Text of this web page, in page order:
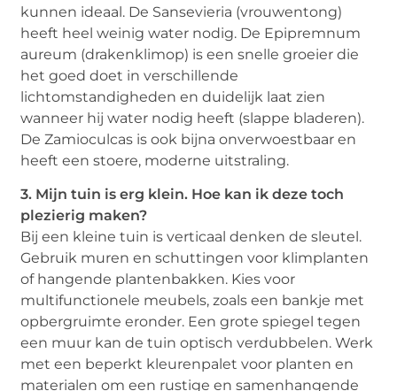
kunnen ideaal. De Sansevieria (vrouwentong)
heeft heel weinig water nodig. De Epipremnum
aureum (drakenklimop) is een snelle groeier die
het goed doet in verschillende
lichtomstandigheden en duidelijk laat zien
wanneer hij water nodig heeft (slappe bladeren).
De Zamioculcas is ook bijna onverwoestbaar en
heeft een stoere, moderne uitstraling.
3. Mijn tuin is erg klein. Hoe kan ik deze toch
plezierig maken?
Bij een kleine tuin is verticaal denken de sleutel.
Gebruik muren en schuttingen voor klimplanten
of hangende plantenbakken. Kies voor
multifunctionele meubels, zoals een bankje met
opbergruimte eronder. Een grote spiegel tegen
een muur kan de tuin optisch verdubbelen. Werk
met een beperkt kleurenpalet voor planten en
materialen om een rustige en samenhangende